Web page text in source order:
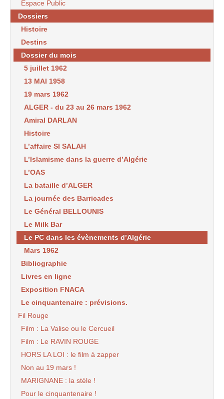
Espace Public
Dossiers
Histoire
Destins
Dossier du mois
5 juillet 1962
13 MAI 1958
19 mars 1962
ALGER - du 23 au 26 mars 1962
Amiral DARLAN
Histoire
L’affaire SI SALAH
L’Islamisme dans la guerre d’Algérie
L’OAS
La bataille d’ALGER
La journée des Barricades
Le Général BELLOUNIS
Le Milk Bar
Le PC dans les évènements d’Algérie
Mars 1962
Bibliographie
Livres en ligne
Exposition FNACA
Le cinquantenaire : prévisions.
Fil Rouge
Film : La Valise ou le Cercueil
Film : Le RAVIN ROUGE
HORS LA LOI : le film à zapper
Non au 19 mars !
MARIGNANE : la stèle !
Pour le cinquantenaire !